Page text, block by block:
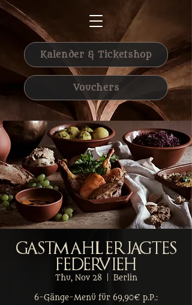
Vouchers
Kalender & Ticketshop
Gastmahl Erjagtes
Federvieh
Thu, Nov 28 Berlin
6-Gänge-Menü für 69,90€ p.P.: